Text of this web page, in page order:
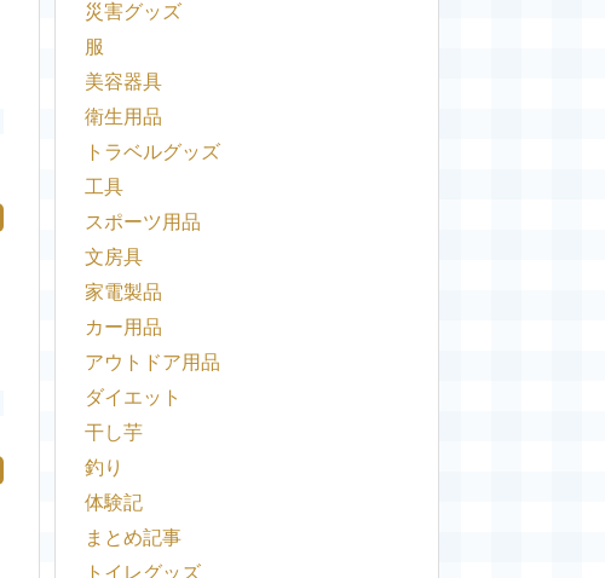
災害グッズ
服
美容器具
衛生用品
トラベルグッズ
工具
スポーツ用品
文房具
家電製品
カー用品
アウトドア用品
ダイエット
干し芋
釣り
体験記
まとめ記事
トイレグッズ